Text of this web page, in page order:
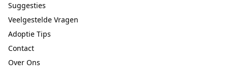
Suggesties
Veelgestelde Vragen
Adoptie Tips
Contact
Over Ons